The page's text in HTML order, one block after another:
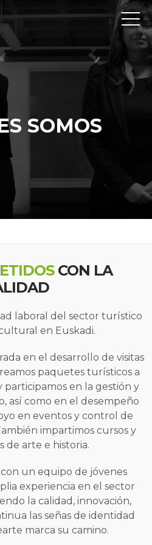
SOMOS
CON LA
laboral del sector turístico
en Euskadi.
en el desarrollo de visitas
paquetes turísticos a
participamos en la gestión y
así como en el desempeño
en eventos y control de
impartimos cursos y
de arte e historia.
un equipo de jóvenes
experiencia en el sector
la calidad, innovación,
las señas de identidad
marca su camino.